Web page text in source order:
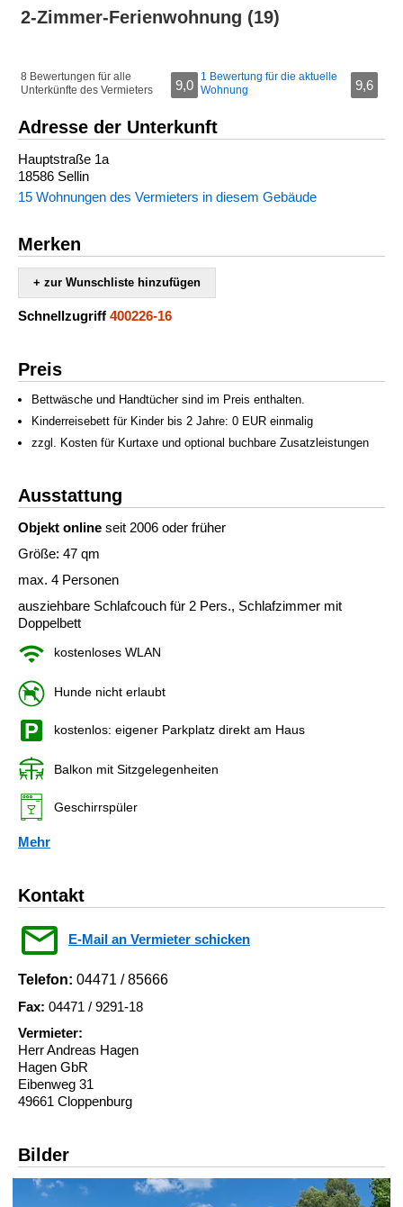
2-Zimmer-Ferienwohnung (19)
8 Bewertungen für alle
Unterkünfte des Vermieters
9,0
1 Bewertung für die aktuelle
Wohnung
9,6
Adresse der Unterkunft
Hauptstraße 1a
18586 Sellin
15 Wohnungen des Vermieters in diesem Gebäude
Merken
+ zur Wunschliste hinzufügen
Schnellzugriff 400226-16
Preis
Bettwäsche und Handtücher sind im Preis enthalten.
Kinderreisebett für Kinder bis 2 Jahre: 0 EUR einmalig
zzgl. Kosten für Kurtaxe und optional buchbare Zusatzleistungen
Ausstattung
Objekt online seit 2006 oder früher
Größe: 47 qm
max. 4 Personen
ausziehbare Schlafcouch für 2 Pers., Schlafzimmer mit
Doppelbett
kostenloses WLAN
Hunde nicht erlaubt
kostenlos: eigener Parkplatz direkt am Haus
Balkon mit Sitzgelegenheiten
Geschirrspüler
Mehr
Kontakt
E-Mail an Vermieter schicken
Telefon: 04471 / 85666
Fax: 04471 / 9291-18
Vermieter:
Herr Andreas Hagen
Hagen GbR
Eibenweg 31
49661 Cloppenburg
Bilder